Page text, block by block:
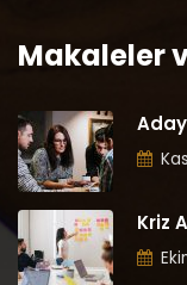
Makaleler
Kriz